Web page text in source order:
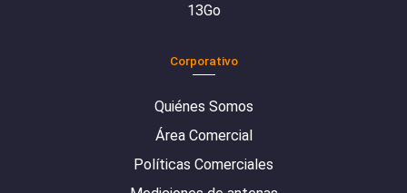
13Go
Corporativo
Quiénes Somos
Área Comercial
Políticas Comerciales